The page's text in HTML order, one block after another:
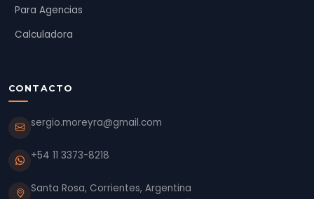
Para Agencias
Calculadora
CONTACTO
sergio.moreyra@gmail.com
+54 11 3373-8218
Santa Rosa, Corrientes, Argentina